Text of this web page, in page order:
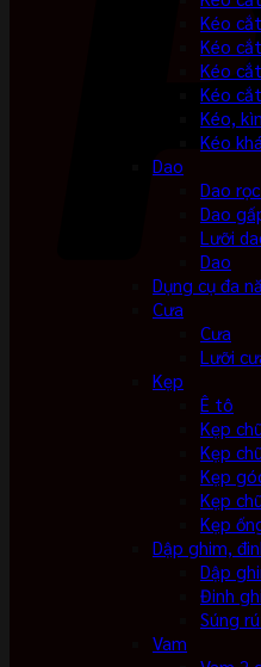
Kéo
Kéo
Kéo
Kéo
Kéo,
Kéo
Dao
Dao
Dao
Lưỡi
Dao
Dụng cụ đa
Cưa
Cưa
Lưỡi
Kẹp
Ê tô
Kẹp
Kẹp
Kẹp
Kẹp
Kẹp
Dập ghim,
Dập
Đinh
Súng
Vam